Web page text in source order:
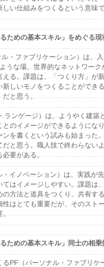
しい仕組みをつくるという意味
ための基本スキル」をめぐる現
・ファブリケーション）は、
うな場、世界的なネットワー
える。課題は、「つくり方」が
新しいモノをつくることができ
だと思う。
ランゲージ）は、ようやく建築
とのイメージができるようにな
ンを書くという試みも始まった
だと思う。職人技で終わらない
必要がある。
・イノベーション）は、実践が
てはイメージしやすい。課題は
の方法と道具をつくり、共有す
性はとても重要だが、そのスト
。
ための基本スキル」同士の相乗
るPF（パーソナル・ファブリケ